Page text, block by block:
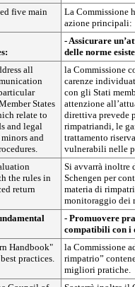
five main
La Commissione
azione principali:
- Assicurare
delle norme
all
States
relate to
and legal
and
la Commissione
carenze
con gli Stati
attenzione
direttiva prevede
rimpatriandi, le
trattamento
vulnerabili nelle
the rules in
return
Si avvarrà inoltre
Schengen per
materia di
monitoraggio dei
- Promuovere
compatibili con
Handbook"
practices.
la Commissione
rimpatrio”
migliori pratiche.